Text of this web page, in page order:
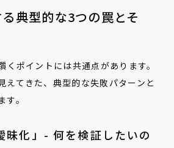
典型的な3つの罠とそ
くポイントには共通点があります。
えてきた、典型的な失敗パターンと
。
昧化」- 何を検証したいの